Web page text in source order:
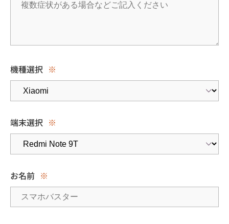
機種選択 ※
端末選択 ※
お名前 ※